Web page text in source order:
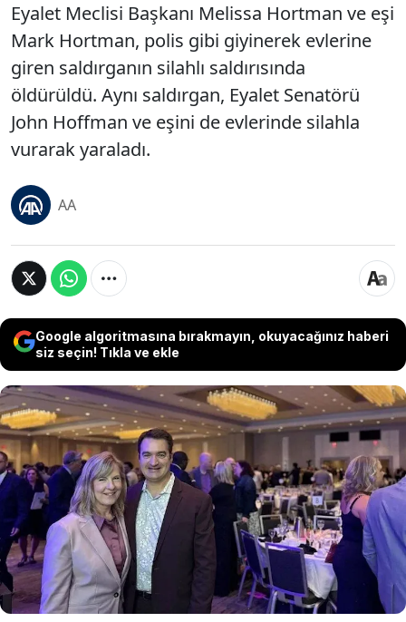
Eyalet Meclisi Başkanı Melissa Hortman ve eşi
Mark Hortman, polis gibi giyinerek evlerine
giren saldırganın silahlı saldırısında
öldürüldü. Aynı saldırgan, Eyalet Senatörü
John Hoffman ve eşini de evlerinde silahla
vurarak yaraladı.
AA
Google algoritmasına bırakmayın, okuyacağınız haberi
siz seçin! Tıkla ve ekle
ABD'nin Minnesota eyaletinde, Demokrat Eyalet
Meclisi Başkanı Melissa Hortman ve eşi Mark
Hortman, polis gibi giyinerek evlerine giren
saldırganın silahlı saldırısında öldürüldü. Aynı
saldırgan, Eyalet Senatörü John Hoffman ve
eşini de evlerinde silahla vurarak yaraladı.